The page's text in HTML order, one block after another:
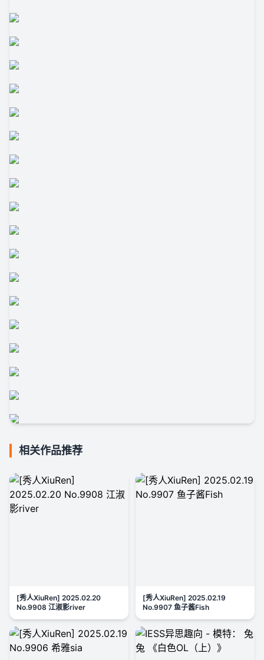
相关作品推荐
[秀人XiuRen] 2025.02.20
No.9908 江淑影river
[秀人XiuRen] 2025.02.19
No.9907 鱼子酱Fish